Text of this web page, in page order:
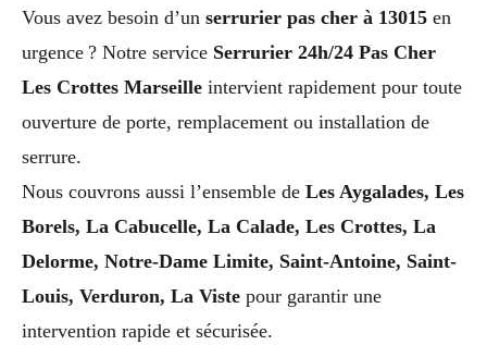
Vous avez besoin d’un serrurier pas cher à 13015 en
urgence ? Notre service Serrurier 24h/24 Pas Cher
Les Crottes Marseille intervient rapidement pour toute
ouverture de porte, remplacement ou installation de
serrure.
Nous couvrons aussi l’ensemble de Les Aygalades, Les
Borels, La Cabucelle, La Calade, Les Crottes, La
Delorme, Notre-Dame Limite, Saint-Antoine, Saint-
Louis, Verduron, La Viste pour garantir une
intervention rapide et sécurisée.